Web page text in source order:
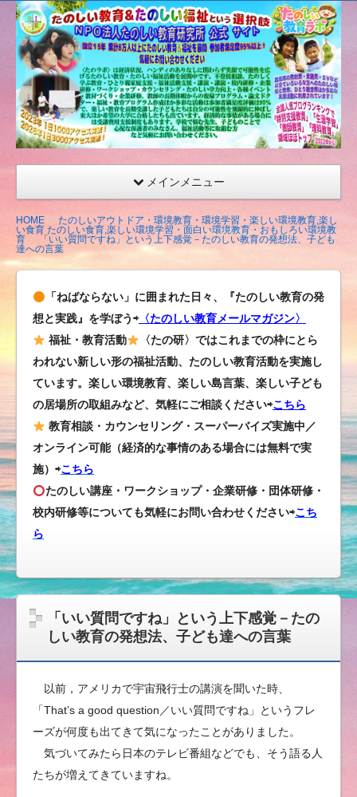
たの
しい
教育
研究
所
（沖
縄）
公式
ト
メインメニュー
HOME
たのしいアウトドア・環境教育・環境学習・楽しい環境教育,楽し
い食育 たのしい食育,楽しい環境学習・面白い環境教育・おもしろい環境教
育
「いい質問ですね」という上下感覚－たのしい教育の発想法、子ども
達への言葉
「ねばならない」に囲まれた日々、『たのしい教育の発
想と実践』を学ぼう⇨ 〈たのしい教育メールマガジン〉
福祉・教育活動
〈たの研〉ではこれまでの枠にとら
われない新しい形の福祉活動、たのしい教育活動を実施し
ています。楽しい環境教育、楽しい島言葉、楽しい子ども
の居場所の取組みなど、気軽にご相談ください⇨こちら
教育相談・カウンセリング・スーパーバイズ実施中／
オンライン可能（経済的な事情のある場合には無料で実
施）⇨こちら
たのしい講座・ワークショップ・企業研修・団体研修・
校内研修等についても気軽にお問い合わせください⇨こち
ら
「いい質問ですね」という上下感覚－たの
しい教育の発想法、子ども達への言葉
以前，アメリカで宇宙飛行士の講演を聞いた時、
「That’s a good question／いい質問ですね」というフレ
ーズが何度も出てきて気になったことがありました。
気づいてみたら日本のテレビ番組などでも、そう語る人
たちが増えてきていますね。